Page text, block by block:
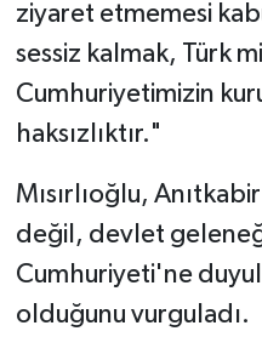
ziyaret etmemesi
sessiz kalmak, Türk
Cumhuriyetimizin
haksızlıktır."
Mısırlıoğlu,
değil, devlet
Cumhuriyeti'ne
olduğunu vurguladı.